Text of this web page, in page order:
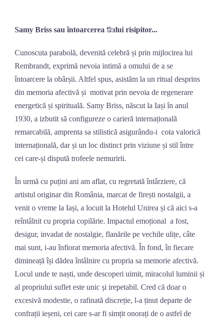
contentSamy Briss sau întoarcerea fiului risipitor...
Cunoscuta parabolă, devenită celebră și prin mijlocirea lui
Rembrandt, exprimă nevoia intimă a omului de a se
întoarcere la obârșii. Altfel spus, asistăm la un ritual desprins
din memoria afectivă și motivat prin nevoia de regenerare
energetică și spirituală. Samy Briss, născut la Iași în anul
1930, a izbutit să configureze o carieră internațională
remarcabilă, amprenta sa stilistică asigurându-i cota valorică
internațională, dar și un loc distinct prin viziune și stil între
cei care-și dispută trofeele nemuririi.
În urmă cu puțini ani am aflat, cu regretată întârziere, că
artistul originar din România, marcat de firești nostalgii, a
venit o vreme la Iași, a locuit la Hotelul Unirea și că aici s-a
reîntâlnit cu propria copilărie. Impactul emoțional a fost,
desigur, invadat de nostalgie, flanările pe vechile ulițe, câte
mai sunt, i-au înfiorat memoria afectivă. În fond, în fiecare
dimineață își dădea întâlnire cu propria sa memorie afectivă.
Locul unde te naști, unde descoperi uimit, miracolul luminii și
al propriului suflet este unic și irepetabil. Cred că doar o
excesivă modestie, o rafinată discreție, l-a ținut departe de
confrații ieșeni, cei care s-ar fi simțit onorați de o astfel de